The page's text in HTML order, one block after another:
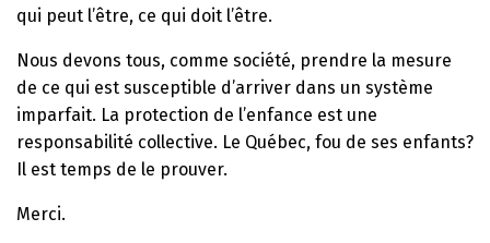
qui peut l’être, ce qui doit l’être.
Nous devons tous, comme société, prendre la mesure
de ce qui est susceptible d’arriver dans un système
imparfait. La protection de l’enfance est une
responsabilité collective. Le Québec, fou de ses enfants?
Il est temps de le prouver.
Merci.